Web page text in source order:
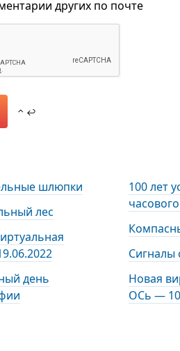
других по почте
⌃ ↩
шлюпки
лес
день
100 лет
Сигналы
Новая
ОСь —